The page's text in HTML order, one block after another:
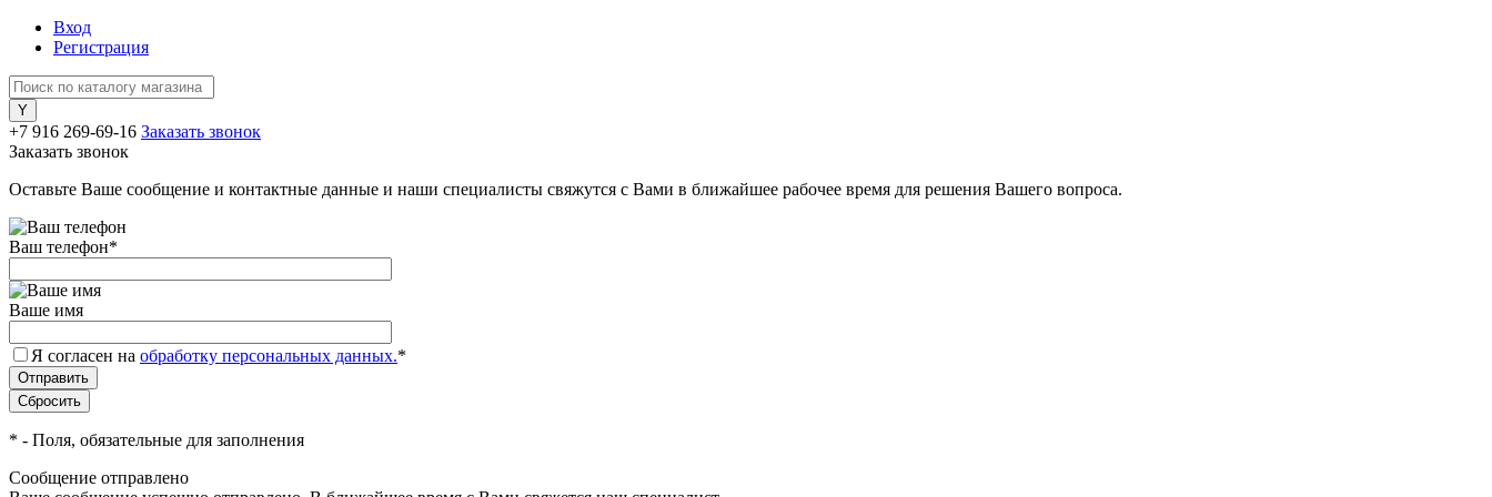
Вход
Регистрация
+7 916 269-69-16 Заказать звонок
Заказать звонок
Оставьте Ваше сообщение и контактные данные и наши специалисты свяжутся с Вами в ближайшее рабочее время для решения Вашего вопроса.
Ваш телефон*
Ваше имя
Я согласен на обработку персональных данных.*
* - Поля, обязательные для заполнения
Сообщение отправлено